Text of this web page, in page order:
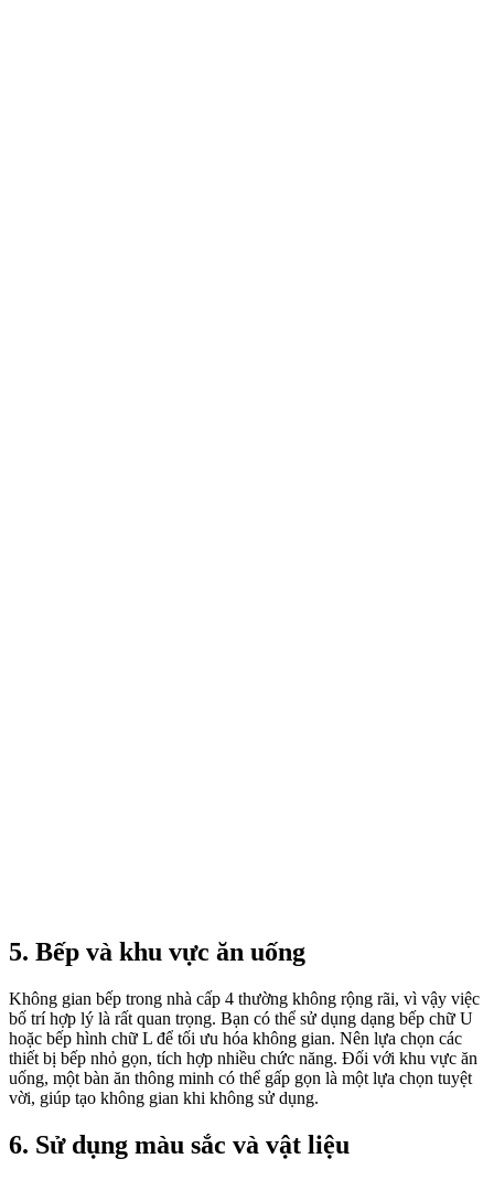
5. Bếp và khu vực ăn uống
Không gian bếp trong nhà cấp 4 thường không rộng rãi, vì vậy việc
bố trí hợp lý là rất quan trọng. Bạn có thể sử dụng dạng bếp chữ U
hoặc bếp hình chữ L để tối ưu hóa không gian. Nên lựa chọn các
thiết bị bếp nhỏ gọn, tích hợp nhiều chức năng. Đối với khu vực ăn
uống, một bàn ăn thông minh có thể gấp gọn là một lựa chọn tuyệt
vời, giúp tạo không gian khi không sử dụng.
6. Sử dụng màu sắc và vật liệu